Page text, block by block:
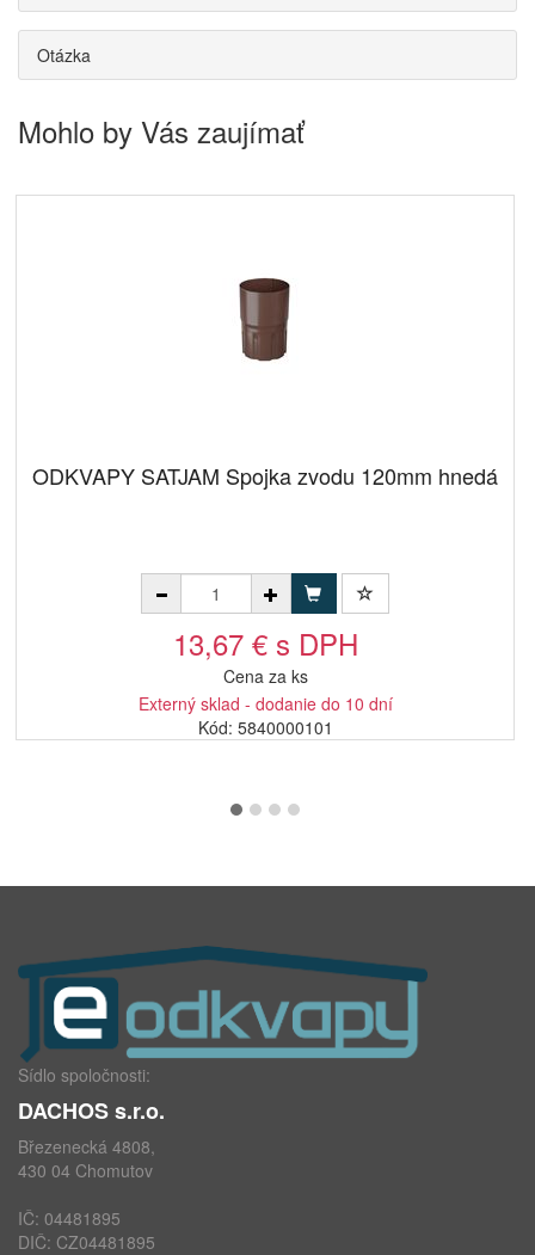
Otázka
Mohlo by Vás zaujímať
ODKVAPY SATJAM Spojka zvodu 120mm hnedá
13,67 € s DPH
Cena za ks
Externý sklad - dodanie do 10 dní
Kód: 5840000101
Sídlo spoločnosti:
DACHOS s.r.o.
Březenecká 4808,
430 04 Chomutov
IČ: 04481895
DIČ: CZ04481895